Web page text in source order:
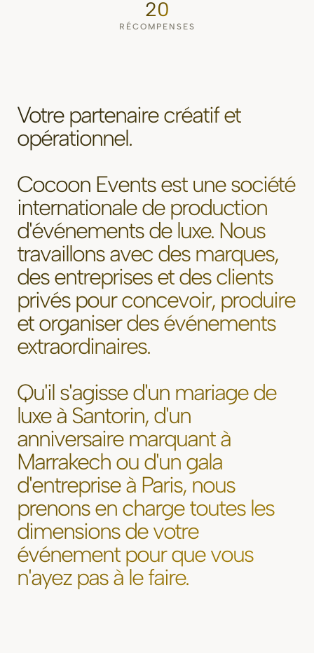
20
RÉCOMPENSES
Votre partenaire créatif et
opérationnel.
Cocoon Events est une société
internationale de production
d'événements de luxe. Nous
travaillons avec des marques,
des entreprises et des clients
privés pour concevoir, produire
et organiser des événements
extraordinaires.
Qu'il s'agisse d'un mariage de
luxe à Santorin, d'un
anniversaire marquant à
Marrakech ou d'un gala
d'entreprise à Paris, nous
prenons en charge toutes les
dimensions de votre
événement pour que vous
n'ayez pas à le faire.